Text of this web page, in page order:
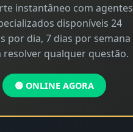
instantâneo com agentes
disponíveis 24
por dia, 7 dias por semana
resolver qualquer questão.
🟢 ONLINE AGORA